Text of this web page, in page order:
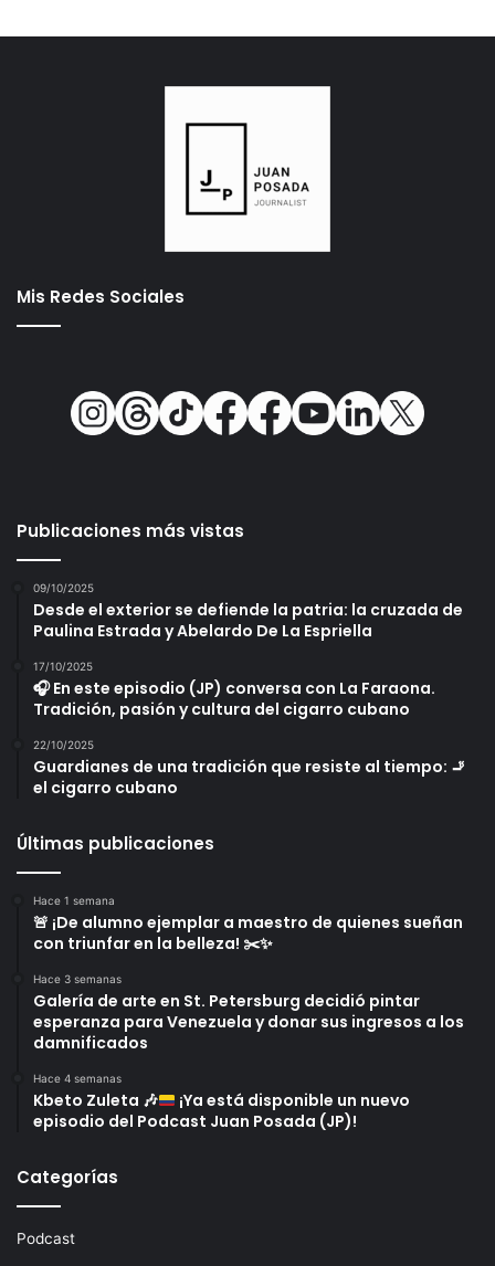
Mis Redes Sociales
Publicaciones más vistas
09/10/2025
Desde el exterior se defiende la patria: la cruzada de
Paulina Estrada y Abelardo De La Espriella
17/10/2025
🎧 En este episodio (JP) conversa con La Faraona.
Tradición, pasión y cultura del cigarro cubano
22/10/2025
Guardianes de una tradición que resiste al tiempo: 🚬
el cigarro cubano
Últimas publicaciones
Hace 1 semana
🚨 ¡De alumno ejemplar a maestro de quienes sueñan
con triunfar en la belleza! ✂️✨
Hace 3 semanas
Galería de arte en St. Petersburg decidió pintar
esperanza para Venezuela y donar sus ingresos a los
damnificados
Hace 4 semanas
Kbeto Zuleta 🎶
¡Ya está disponible un nuevo
episodio del Podcast Juan Posada (JP)!
Categorías
Podcast